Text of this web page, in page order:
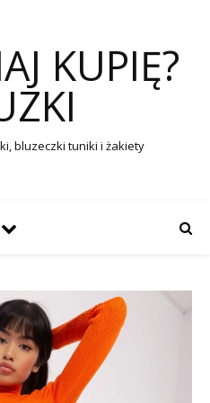
KUPIĘ?
bluzeczki tuniki i żakiety